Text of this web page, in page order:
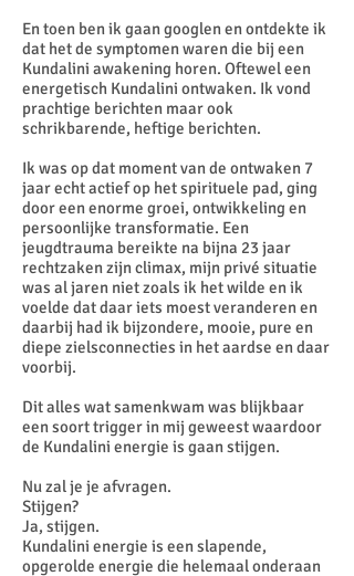
En toen ben ik gaan googlen en ontdekte ik
dat het de symptomen waren die bij een
Kundalini awakening horen. Oftewel een
energetisch Kundalini ontwaken. Ik vond
prachtige berichten maar ook
schrikbarende, heftige berichten.
Ik was op dat moment van de ontwaken 7
jaar echt actief op het spirituele pad, ging
door een enorme groei, ontwikkeling en
persoonlijke transformatie. Een
jeugdtrauma bereikte na bijna 23 jaar
rechtzaken zijn climax, mijn privé situatie
was al jaren niet zoals ik het wilde en ik
voelde dat daar iets moest veranderen en
daarbij had ik bijzondere, mooie, pure en
diepe zielsconnecties in het aardse en daar
voorbij.
Dit alles wat samenkwam was blijkbaar
een soort trigger in mij geweest waardoor
de Kundalini energie is gaan stijgen.
Nu zal je je afvragen.
Stijgen?
Ja, stijgen.
Kundalini energie is een slapende,
opgerolde energie die helemaal onderaan